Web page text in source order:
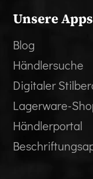
Unsere Apps
Blog
Händlersuche
Digitaler
Lagerware-
Händlerportal